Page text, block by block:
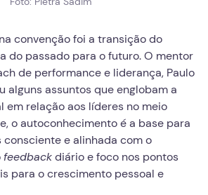
convenção foi a transição do
do passado para o futuro. O mentor
de performance e liderança, Paulo
alguns assuntos que englobam a
em relação aos líderes no meio
o autoconhecimento é a base para
e alinhada com o
feedbackdiário e foco nos pontos
para o crescimento pessoal e